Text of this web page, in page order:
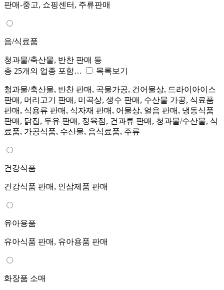
판매-중고, 쇼핑센터, 주류판매
음/식료품
청과물/축산물, 반찬 판매 등
총 25개의 업종 포함…
목록보기
청과물/축산물, 반찬 판매, 곡물가공, 건어물상, 드라이아이스
판매, 머리고기 판매, 미곡상, 생수 판매, 수산물 가공, 식료품
판매, 식용류 판매, 식자재 판매, 어물상, 얼음 판매, 냉동식품
판매, 닭집, 두유 판매, 정육점, 건과류 판매, 청과물/수산물, 식
료품, 가공식품, 수산물, 음식료품, 주류
건강식품
건강식품 판매, 인삼제품 판매
유아용품
유아식품 판매, 유아용품 판매
화장품 소매